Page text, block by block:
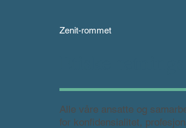
Zenit-rommet
Alle våre ansatte og
for konfidensialitet,